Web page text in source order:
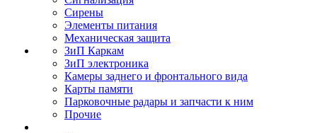
Сирены
Элементы питания
Механическая защита
ЗиП Каркам
ЗиП электроника
Камеры заднего и фронтального вида
Карты памяти
Парковочные радары и запчасти к ним
Прочие